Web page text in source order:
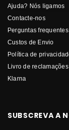
Ajuda? Nós ligamos
Contacte-nos
Perguntas frequentes
Custos de Envio
Política de
Livro de reclamações
Klarna
SUBSCREVA A